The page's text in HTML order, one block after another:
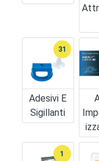
Adesivi E
Sigillanti
31
1